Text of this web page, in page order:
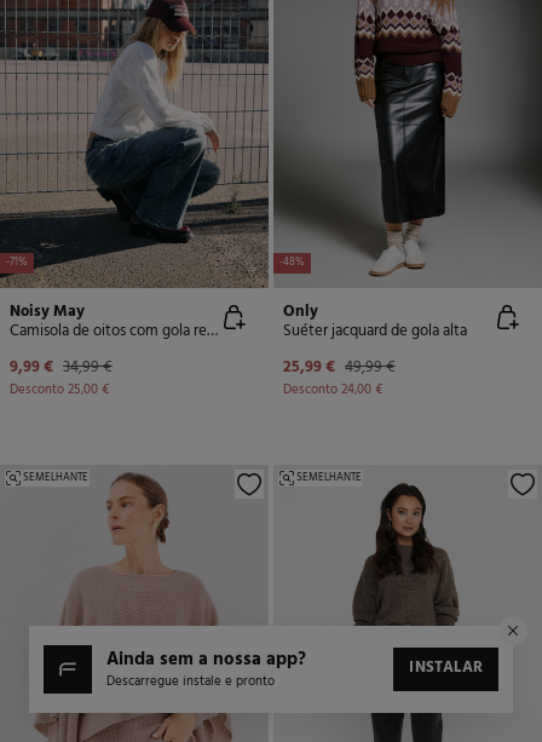
-71%
Noisy May
Camisola de oitos com gola redonda
9,99 € 34,99 €
Desconto25,00 €
-48%
Only
Suéter jacquard de gola alta
25,99 € 49,99 €
Desconto24,00 €
SEMELHANTE SEMELHANTE
ainda sem a nossa app?
Descarregue instale e pronto
INSTALAR